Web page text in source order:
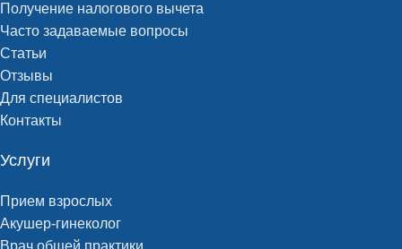
Получение налогового вычета
Часто задаваемые вопросы
Статьи
Отзывы
Для специалистов
Контакты
Услуги
Прием взрослых
Акушер-гинеколог